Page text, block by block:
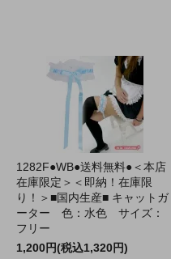
1282F●WB●送料無料●＜本店
在庫限定＞＜即納！在庫限
り！＞■国内生産■ キャットガ
ーター 色：水色 サイズ：
フリー
1,200円(税込1,320円)